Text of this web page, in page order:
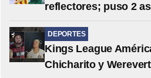
reflectores; puso 2
DEPORTES
Kings League
Chicharito y